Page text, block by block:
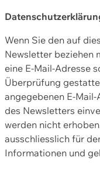
Wenn Sie den auf
Newsletter beziehen
eine E-Mail-Adresse
Überprüfung
angegebenen E-
des Newsletters
werden nicht
ausschliesslich für
Informationen und